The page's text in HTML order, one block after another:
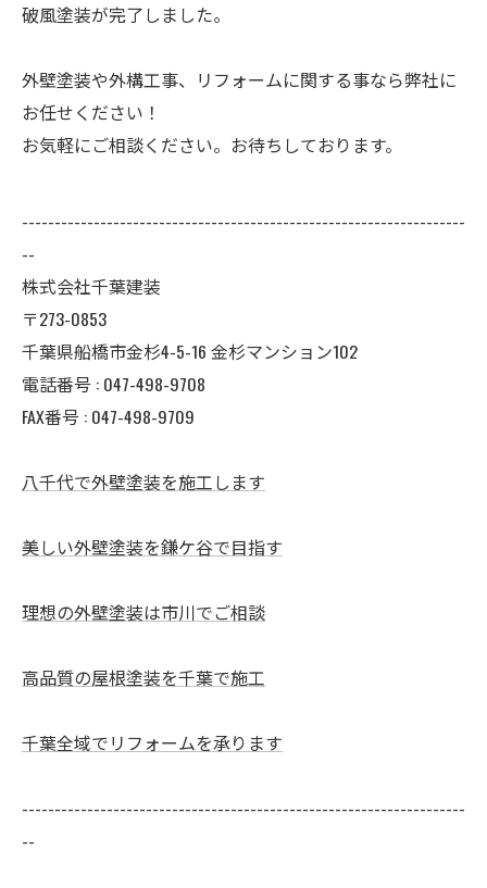
破風塗装が完了しました。
外壁塗装や外構工事、リフォームに関する事なら弊社に
お任せください！
お気軽にご相談ください。お待ちしております。
--------------------------------------------------------------------
--
株式会社千葉建装
〒273-0853
千葉県船橋市金杉4-5-16 金杉マンション102
電話番号 : 047-498-9708
FAX番号 : 047-498-9709
八千代で外壁塗装を施工します
美しい外壁塗装を鎌ケ谷で目指す
理想の外壁塗装は市川でご相談
高品質の屋根塗装を千葉で施工
千葉全域でリフォームを承ります
--------------------------------------------------------------------
--